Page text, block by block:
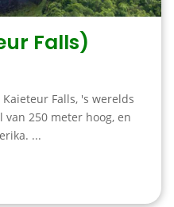
Falls)
Falls, 's werelds
250 meter hoog, en
...